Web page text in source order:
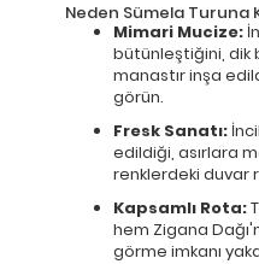
Neden Sümela Turuna
Mimari Mucize:
bütünleştiğini, dik
manastır inşa
görün.
Fresk Sanatı:
edildiği, asırlara
renklerdeki duvar
Kapsamlı Rota:
hem Zigana
görme imkanı